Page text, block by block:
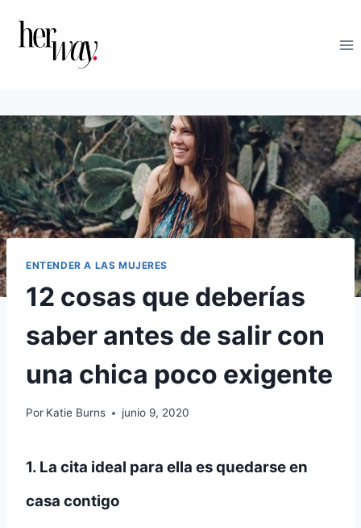
contenido
ENTENDER A LAS MUJERES
12 cosas que deberías
saber antes de salir con
una chica poco exigente
Por Katie Burns junio 9, 2020
1. La cita ideal para ella es quedarse en
casa contigo